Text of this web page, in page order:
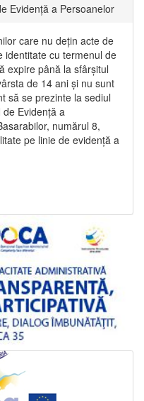
Evidență a Persoanelor
care nu dețin acte de
identitate cu termenul de
expire până la sfârșitul
de 14 ani și nu sunt
să se prezinte la sediul
Evidență a
numărul 8,
pe linie de evidență a